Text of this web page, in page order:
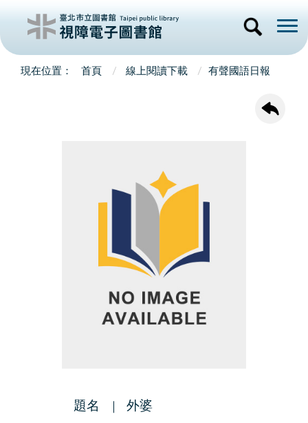
首頁 線上閱讀下載 有聲國語日報
題名 外婆